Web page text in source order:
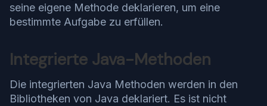
seine eigene Methode deklarieren, um eine
bestimmte Aufgabe zu erfüllen.
Integrierte Java-Methoden
Die integrierten Java Methoden werden in den
Bibliotheken von Java deklariert. Es ist nicht